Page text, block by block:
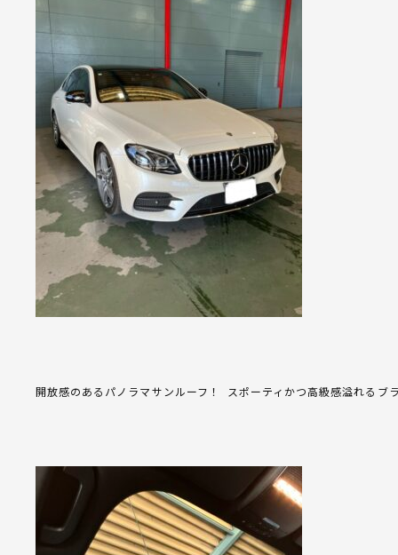
開放感のあるパノラマサンルーフ！ スポーティかつ高級感溢れるブ